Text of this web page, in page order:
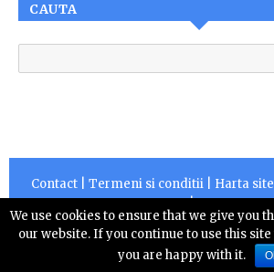
CAUTA
Contact| Termeni si conditii| Harta site
|RSS
Copyright © 2026 |Centruldepresa.ro
date cu caracter personal
We use cookies to ensure that we give you
our website. If you continue to use this
you are happy with it.